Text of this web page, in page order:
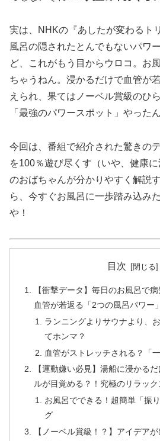
実は、NHKの『あしたが変わるト
風呂の隠されたとんでもないパワ
ど、これがもう目からウロコ。お
ちゃうねん。浸かるだけで血管が
えられ、果てはノーベル賞級のひ
「最強のパワースポット」やったん
今回は、番組で紹介された驚きの
を100％遊び尽くす（いや、健康
のおばちゃんが分かりやすく解説
ら、今すぐお風呂に一歩踏み込み
や！
目次
【衝撃データ】毎日のお風呂で
血管が若返る「2つの風呂パワー」
ランニングよりサウナより、
てホンマ？
血管がストレッチされる？「
【運動嫌い必見】湯船に浸かる
ルが目覚める？！究極のリラッ
お風呂でできる！超簡単「振
グ
【ノーベル賞級！？】アイデア